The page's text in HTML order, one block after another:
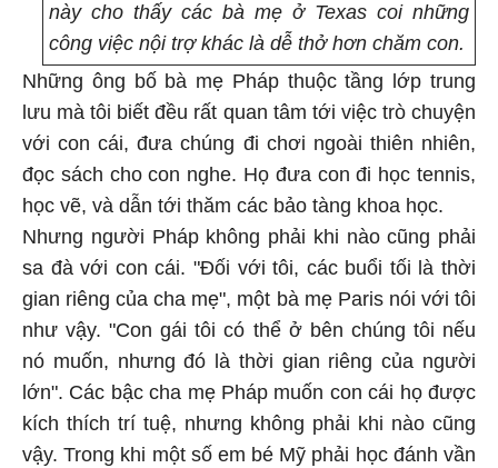
này cho thấy các bà mẹ ở Texas coi những
công việc nội trợ khác là dễ thở hơn chăm con.
Những ông bố bà mẹ Pháp thuộc tầng lớp trung
lưu mà tôi biết đều rất quan tâm tới việc trò chuyện
với con cái, đưa chúng đi chơi ngoài thiên nhiên,
đọc sách cho con nghe. Họ đưa con đi học tennis,
học vẽ, và dẫn tới thăm các bảo tàng khoa học.
Nhưng người Pháp không phải khi nào cũng phải
sa đà với con cái. "Đối với tôi, các buổi tối là thời
gian riêng của cha mẹ", một bà mẹ Paris nói với tôi
như vậy. "Con gái tôi có thể ở bên chúng tôi nếu
nó muốn, nhưng đó là thời gian riêng của người
lớn". Các bậc cha mẹ Pháp muốn con cái họ được
kích thích trí tuệ, nhưng không phải khi nào cũng
vậy. Trong khi một số em bé Mỹ phải học đánh vần